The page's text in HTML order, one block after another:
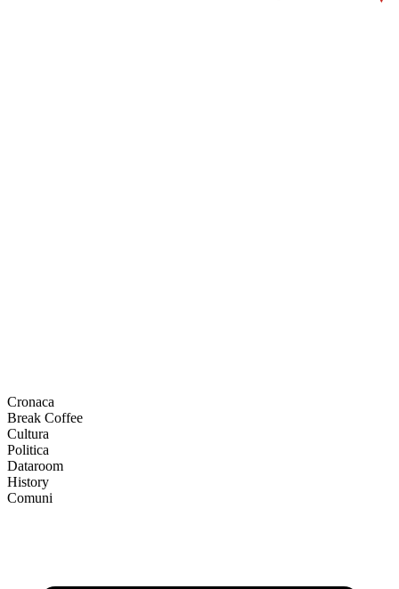
Cronaca
Break Coffee
Cultura
Politica
Dataroom
History
Comuni